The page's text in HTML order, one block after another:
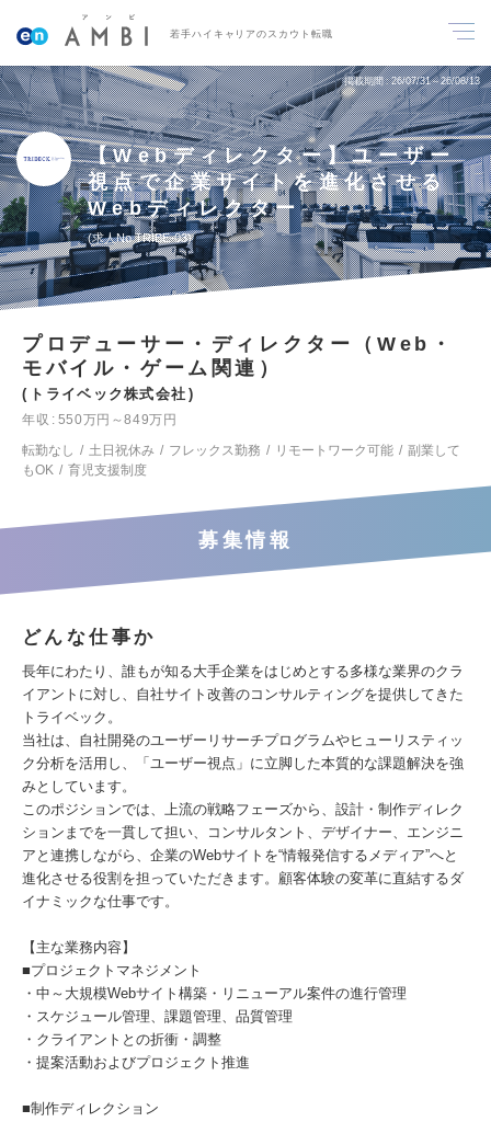
若手ハイキャリアのスカウト転職
掲載期間 26/07/31～26/08/13
【Webディレクター】ユーザー
視点で企業サイトを進化させる
Webディレクター
求人No.TRIBE-03
プロデューサー・ディレクター（Web・
モバイル・ゲーム関連）
トライベック株式会社
年収
550万円～849万円
転勤なし
土日祝休み フレックス勤務 リモートワーク可能
副業して
もOK
育児支援制度
募集情報
どんな仕事か
長年にわたり、誰もが知る大手企業をはじめとする多様な業界のクラ
イアントに対し、自社サイト改善のコンサルティングを提供してきた
トライベック。
当社は、自社開発のユーザーリサーチプログラムやヒューリスティッ
ク分析を活用し、「ユーザー視点」に立脚した本質的な課題解決を強
みとしています。
このポジションでは、上流の戦略フェーズから、設計・制作ディレク
ションまでを一貫して担い、コンサルタント、デザイナー、エンジニ
アと連携しながら、企業のWebサイトを“情報発信するメディア”へと
進化させる役割を担っていただきます。顧客体験の変革に直結するダ
イナミックな仕事です。
【主な業務内容】
■プロジェクトマネジメント
・中～大規模Webサイト構築・リニューアル案件の進行管理
・スケジュール管理、課題管理、品質管理
・クライアントとの折衝・調整
・提案活動およびプロジェクト推進
■制作ディレクション